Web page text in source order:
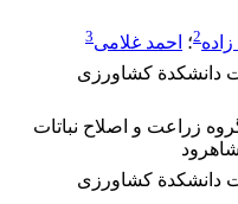
2؛ احمد غلامی3
دانشکدة کشاورزی
زراعت و اصلاح نباتات
دانشکدة کشاورزی